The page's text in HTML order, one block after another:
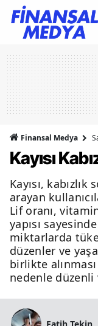
Finansal Medya
Kayısı
Kayısı,
arayan
Lif oranı,
yapısı
miktarlarda
düzenler ve
birlikte
nedenle
Fatih Tekin